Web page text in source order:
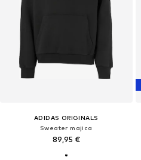
ADIDAS ORIGINALS
Sweater majica
89,95 €